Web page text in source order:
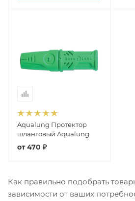
Aqualung Протектор
шланговый Aqualung
от470 ₽
Как правильно подобрать
зависимости от ваших